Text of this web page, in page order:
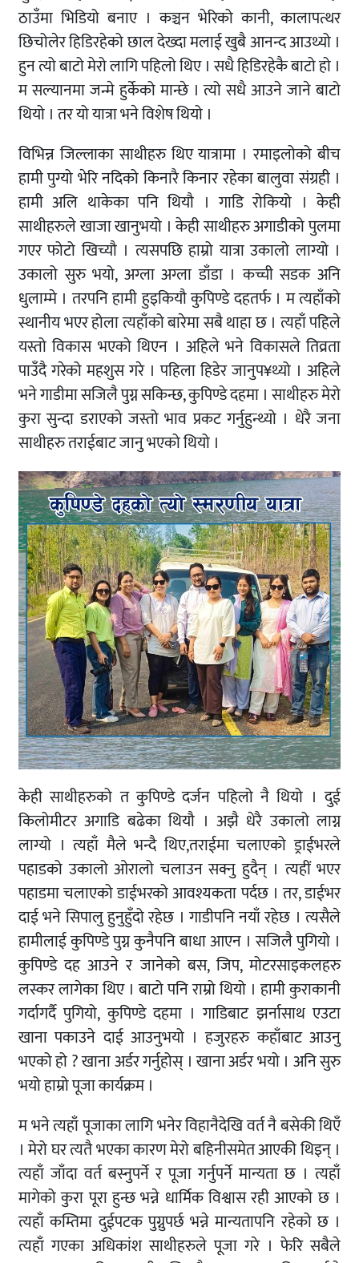
ठाउँमा भिडियो बनाए । कञ्चन भेरिको कानी, कालापत्थर
छिचोलेर हिडिरहेको छाल देख्दा मलाई खुबै आनन्द आउथ्यो ।
हुन त्यो बाटो मेरो लागि पहिलो थिए । सधै हिडिरहेकै बाटो हो ।
म सल्यानमा जन्मे हुर्केको मान्छे । त्यो सधै आउने जाने बाटो
थियो । तर यो यात्रा भने विशेष थियो ।
विभिन्न जिल्लाका साथीहरु थिए यात्रामा । रमाइलोको बीच
हामी पुग्यो भेरि नदिको किनारै किनार रहेका बालुवा संग्रही ।
हामी अलि थाकेका पनि थियौ । गाडि रोकियो । केही
साथीहरुले खाजा खानुभयो । केही साथीहरु अगाडीको पुलमा
गएर फोटो खिच्यौ । त्यसपछि हाम्रो यात्रा उकालो लाग्यो ।
उकालो सुरु भयो, अग्ला अग्ला डाँडा । कच्ची सडक अनि
धुलाम्मे । तरपनि हामी हुइकियौ कुपिण्डे दहतर्फ । म त्यहाँको
स्थानीय भएर होला त्यहाँको बारेमा सबै थाहा छ । त्यहाँ पहिले
यस्तो विकास भएको थिएन । अहिले भने विकासले तिव्रता
पाउँदै गरेको महशुस गरे । पहिला हिडेर जानुप¥थ्यो । अहिले
भने गाडीमा सजिलै पुग्न सकिन्छ, कुपिण्डे दहमा । साथीहरु मेरो
कुरा सुन्दा डराएको जस्तो भाव प्रकट गर्नुहुन्थ्यो । धेरै जना
साथीहरु तराईबाट जानु भएको थियो ।
केही साथीहरुको त कुपिण्डे दर्जन पहिलो नै थियो । दुई
किलोमीटर अगाडि बढेका थियौ । अझै धेरै उकालो लाग्न
लाग्यो । त्यहाँ मैले भन्दै थिए,तराईमा चलाएको ड्राईभरले
पहाडको उकालो ओरालो चलाउन सक्नु हुदैन् । त्यहीं भएर
पहाडमा चलाएको डाईभरको आवश्यकता पर्दछ । तर, डाईभर
दाई भने सिपालु हुनुहुँदो रहेछ । गाडीपनि नयाँ रहेछ । त्यसैले
हामीलाई कुपिण्डे पुग्न कुनैपनि बाधा आएन । सजिलै पुगियो ।
कुपिण्डे दह आउने र जानेको बस, जिप, मोटरसाइकलहरु
लस्कर लागेका थिए । बाटो पनि राम्रो थियो । हामी कुराकानी
गर्दागर्दै पुगियो, कुपिण्डे दहमा । गाडिबाट झर्नासाथ एउटा
खाना पकाउने दाई आउनुभयो । हजुरहरु कहाँबाट आउनु
भएको हो ? खाना अर्डर गर्नुहोस् । खाना अर्डर भयो । अनि सुरु
भयो हाम्रो पूजा कार्यक्रम ।
म भने त्यहाँ पूजाका लागि भनेर विहानैदेखि वर्त नै बसेकी थिएँ
। मेरो घर त्यतै भएका कारण मेरो बहिनीसमेत आएकी थिइन् ।
त्यहाँ जाँदा वर्त बस्नुपर्ने र पूजा गर्नुपर्ने मान्यता छ । त्यहाँ
मागेको कुरा पूरा हुन्छ भन्ने धार्मिक विश्वास रही आएको छ ।
त्यहाँ कम्तिमा दुईपटक पुग्नुपर्छ भन्ने मान्यतापनि रहेको छ ।
त्यहाँ गएका अधिकांश साथीहरुले पूजा गरे । फेरि सबैले